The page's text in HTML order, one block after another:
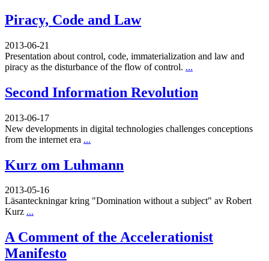
Piracy, Code and Law
2013-06-21
Presentation about control, code, immaterialization and law and
piracy as the disturbance of the flow of control. ...
Second Information Revolution
2013-06-17
New developments in digital technologies challenges conceptions
from the internet era ...
Kurz om Luhmann
2013-05-16
Läsanteckningar kring "Domination without a subject" av Robert
Kurz ...
A Comment of the Accelerationist
Manifesto